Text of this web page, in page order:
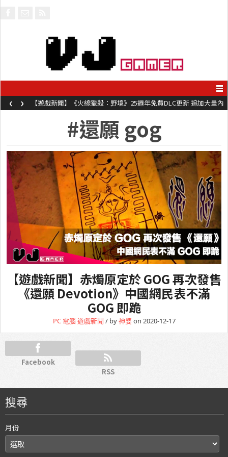
【遊戲新聞】《火線獵殺：野境》25週年免費DLC更新 追加大量內
容同時系舊作限時超平價折扣
‹ ›
#還願 gog
【遊戲新聞】赤燭原定於 GOG 再次發售
《還願 Devotion》中國網民表不滿
GOG 即跪
PC 電腦遊戲新聞 / by神婆on 2020-12-17
Facebook
RSS
搜尋
月份